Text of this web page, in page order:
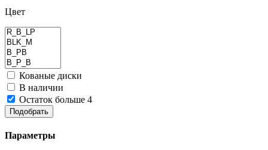
Цвет
Кованые диски
В наличии
Остаток больше 4
Подобрать
Параметры